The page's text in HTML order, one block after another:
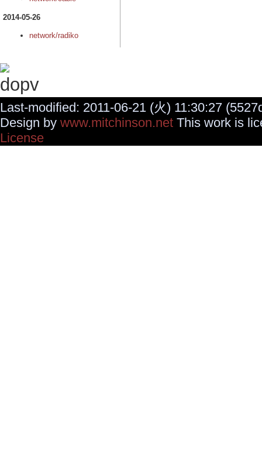
2014-05-26
network/radiko
Last-modified: 2011-06-21 (火) 11:30:27
Design by www.mitchinson.net This work is
License